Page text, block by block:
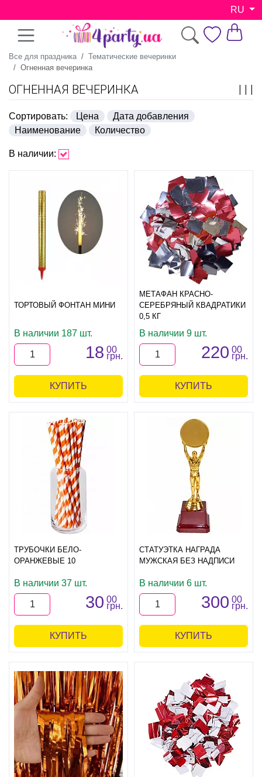
RU
Все для праздника
Тематические вечеринки
Огненная вечеринка
ОГНЕННАЯ ВЕЧЕРИНКА
Сортировать: Цена
Дата добавления
Наименование
Количество
В наличии:
ТОРТОВЫЙ ФОНТАН МИНИ
В наличии 187 шт.
18 00
грн.
КУПИТЬ
МЕТАФАН КРАСНО-
СЕРЕБРЯНЫЙ КВАДРАТИКИ
0,5 КГ
В наличии 9 шт.
220 00
грн.
КУПИТЬ
ТРУБОЧКИ БЕЛО-
ОРАНЖЕВЫЕ 10
В наличии 37 шт.
30 00
грн.
КУПИТЬ
СТАТУЭТКА НАГРАДА
МУЖСКАЯ БЕЗ НАДПИСИ
В наличии 6 шт.
300 00
грн.
КУПИТЬ